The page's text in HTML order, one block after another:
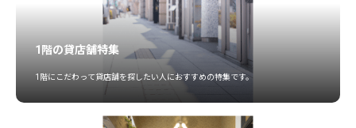
1階の貸店舗特集
1階にこだわって貸店舗を探したい人におすすめの特集です。